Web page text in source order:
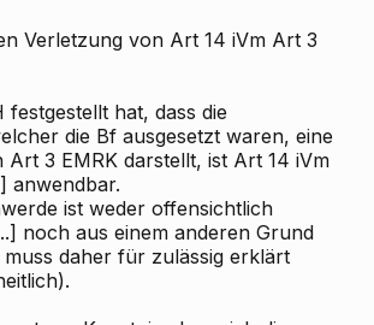
Verletzung von Art 14 iVm Art 3
festgestellt hat, dass die
die Bf ausgesetzt waren, eine
Art 3 EMRK darstellt, ist Art 14 iVm
anwendbar.
ist weder offensichtlich
noch aus einem anderen Grund
muss daher für zulässig erklärt